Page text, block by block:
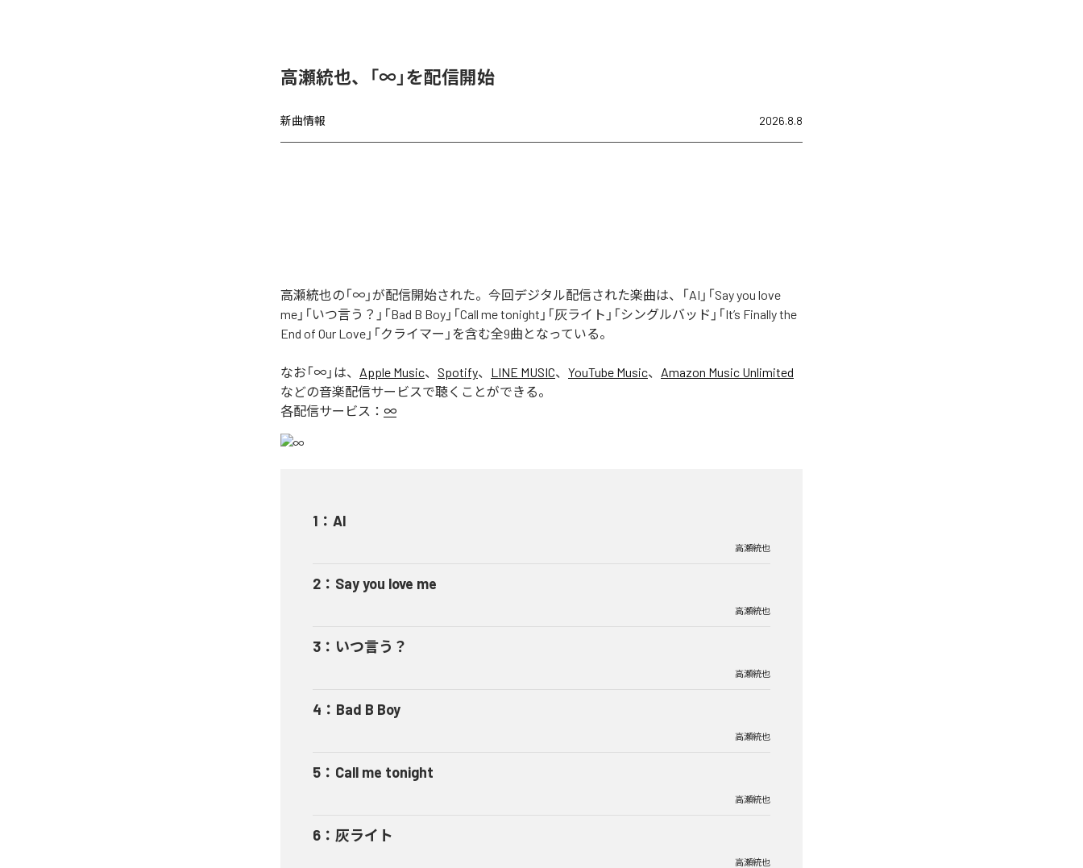
高瀬統也、「∞」を配信開始
新曲情報 2026.8.8
高瀬統也の「∞」が配信開始された。今回デジタル配信された楽曲は、「AI」「Say you love
me」「いつ言う？」「Bad B Boy」「Call me tonight」「灰ライト」「シングルバッド」「It’s Finally the
End of Our Love」「クライマー」を含む全9曲となっている。
なお「∞ 」は、 Apple Music、 Spotify、 LINE MUSIC、 YouTube Music、 Amazon Music Unlimited
などの音楽配信サービスで聴くことができる。
各配信サービス： ∞
1 ： AI
高瀬統也
2 ： Say you love me
高瀬統也
3 ： いつ言う？
高瀬統也
4 ： Bad B Boy
高瀬統也
5 ： Call me tonight
高瀬統也
6 ： 灰ライト
高瀬統也